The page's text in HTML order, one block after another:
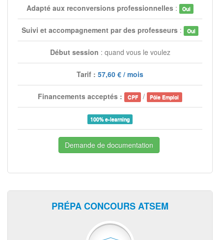
Adapté aux reconversions professionnelles: Oui
Suivi et accompagnement par des professeurs : Oui
Début session : quand vous le voulez
Tarif : 57,60 € / mois
Financements acceptés : CPF / Pôle Emploi
100% e-learning
Demande de documentation
PRÉPA CONCOURS ATSEM